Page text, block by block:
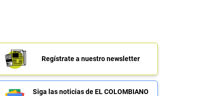
Regístrate a nuestro newsletter
Siga las noticias de EL COLOMBIANO